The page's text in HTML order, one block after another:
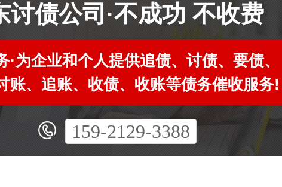
讨债公司·不成功 不收费
·为企业和个人提供追债、讨债、要债、
账、追账、收债、收账等债务催收服务!
159-2129-3388